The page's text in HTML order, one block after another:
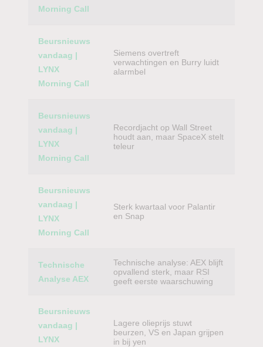
Morning Call
Beursnieuws
vandaag |
LYNX
Morning Call
Siemens overtreft
verwachtingen en Burry luidt
alarmbel
Beursnieuws
vandaag |
LYNX
Morning Call
Recordjacht op Wall Street
houdt aan, maar SpaceX stelt
teleur
Beursnieuws
vandaag |
LYNX
Morning Call
Sterk kwartaal voor Palantir
en Snap
Technische
Analyse AEX
Technische analyse: AEX blijft
opvallend sterk, maar RSI
geeft eerste waarschuwing
Beursnieuws
vandaag |
LYNX
Lagere olieprijs stuwt
beurzen, VS en Japan grijpen
in bij yen